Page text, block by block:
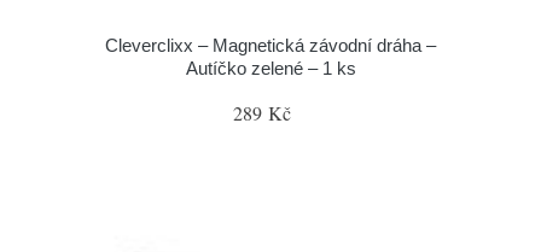
Cleverclixx – Magnetická závodní dráha –
Autíčko zelené – 1 ks
289 Kč